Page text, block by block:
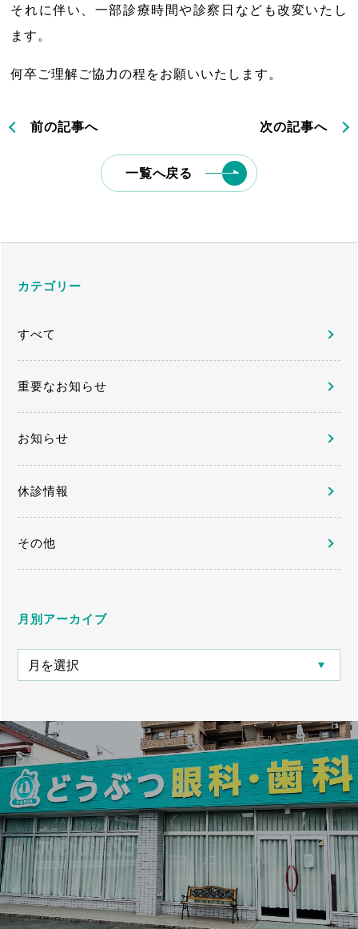
それに伴い、一部診療時間や診察日なども改変いたし
ます。
何卒ご理解ご協力の程をお願いいたします。
前の記事へ
一覧へ戻る
次の記事へ
カテゴリー
すべて
重要なお知らせ
お知らせ
休診情報
その他
月別アーカイブ